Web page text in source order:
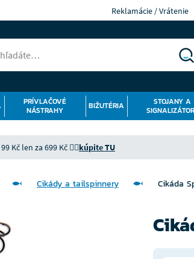
Reklamácie / Vrátenie
PRÍVLAČOVÉ
NÁSTRAHY
BIŽUTÉRIA
STOJANY A
Kč len za 699 Kč 👉🏻kúpite TU
Cikády a tailspinnery Cikáda